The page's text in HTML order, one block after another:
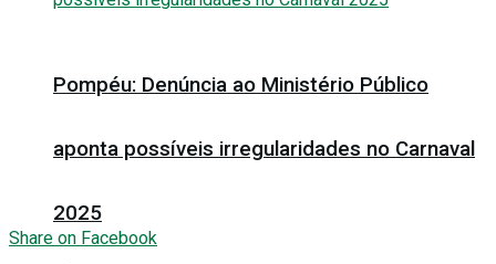
Pompéu: Denúncia ao Ministério Público
aponta possíveis irregularidades no Carnaval
2025
Share on Facebook